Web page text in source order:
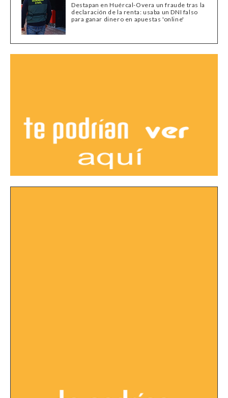
Destapan en Huércal-Overa un fraude tras la
declaración de la renta: usaba un DNI falso
para ganar dinero en apuestas 'online'